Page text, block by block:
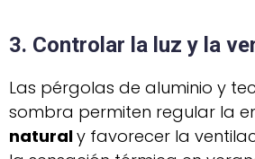
3. Controlar la luz y la
Las pérgolas de aluminio y
sombra permiten regular la
naturaly favorecer la